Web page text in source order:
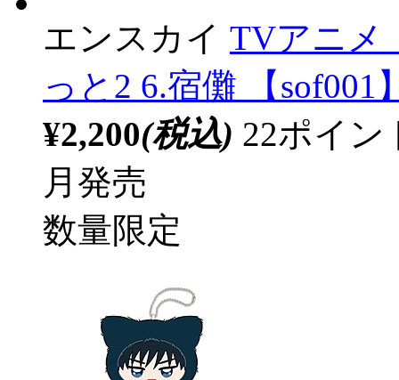
エンスカイ TVアニメ
っと2 6.宿儺 【sof001
¥2,200(税込) 22ポイ
月発売
数量限定